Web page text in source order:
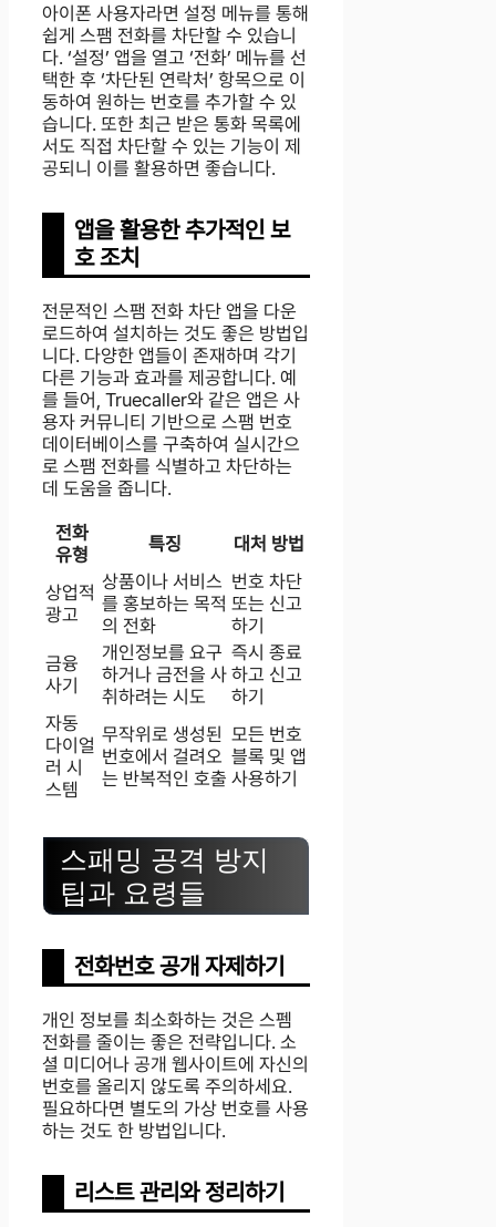
아이폰 사용자라면 설정 메뉴를 통해
쉽게 스팸 전화를 차단할 수 있습니
다. ‘설정’ 앱을 열고 ‘전화’ 메뉴를 선
택한 후 ‘차단된 연락처’ 항목으로 이
동하여 원하는 번호를 추가할 수 있
습니다. 또한 최근 받은 통화 목록에
서도 직접 차단할 수 있는 기능이 제
공되니 이를 활용하면 좋습니다.
앱을 활용한 추가적인 보
호 조치
전문적인 스팸 전화 차단 앱을 다운
로드하여 설치하는 것도 좋은 방법입
니다. 다양한 앱들이 존재하며 각기
다른 기능과 효과를 제공합니다. 예
를 들어, Truecaller와 같은 앱은 사
용자 커뮤니티 기반으로 스팸 번호
데이터베이스를 구축하여 실시간으
로 스팸 전화를 식별하고 차단하는
데 도움을 줍니다.
전화
유형
특징 대처 방법
상업적
광고
상품이나 서비스
를 홍보하는 목적
의 전화
번호 차단
또는 신고
하기
금융
사기
개인정보를 요구
하거나 금전을 사
취하려는 시도
즉시 종료
하고 신고
하기
자동
다이얼
러 시
스템
무작위로 생성된
번호에서 걸려오
는 반복적인 호출
모든 번호
블록 및 앱
사용하기
스패밍 공격 방지
팁과 요령들
전화번호 공개 자제하기
개인 정보를 최소화하는 것은 스펨
전화를 줄이는 좋은 전략입니다. 소
셜 미디어나 공개 웹사이트에 자신의
번호를 올리지 않도록 주의하세요.
필요하다면 별도의 가상 번호를 사용
하는 것도 한 방법입니다.
리스트 관리와 정리하기